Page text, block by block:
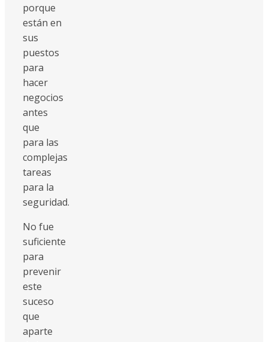
porque
están en
sus
puestos
para
hacer
negocios
antes
que
para las
complejas
tareas
para la
seguridad.
No fue
suficiente
para
prevenir
este
suceso
que
aparte